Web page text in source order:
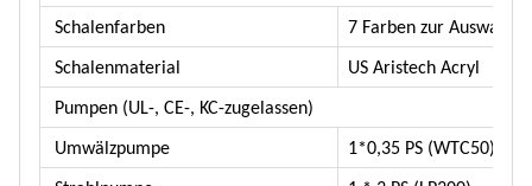
Schalenfarben 7 Farben zur Auswahl
Schalenmaterial US Aristech Acryl
Pumpen (UL-, CE-, KC-zugelassen)
Umwälzpumpe 1*0,35 PS (WTC50)